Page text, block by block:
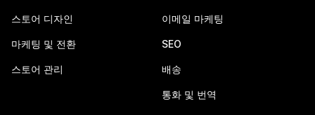
스토어 디자인
마케팅 및 전환
스토어 관리
이메일 마케팅
SEO
배송
통화 및 번역